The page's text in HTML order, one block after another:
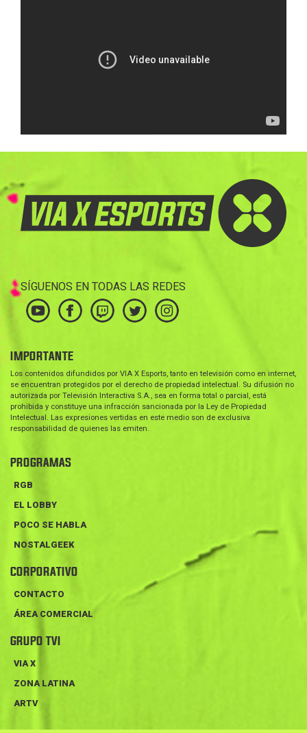
SÍGUENOS EN TODAS LAS REDES
IMPORTANTE
Los contenidos difundidos por VIA X Esports, tanto en televisión como en internet,
se encuentran protegidos por el derecho de propiedad intelectual. Su difusión no
autorizada por Televisión Interactiva S.A., sea en forma total o parcial, está
prohibida y constituye una infracción sancionada por la Ley de Propiedad
Intelectual. Las expresiones vertidas en este medio son de exclusiva
responsabilidad de quienes las emiten.
PROGRAMAS
RGB
EL LOBBY
POCO SE HABLA
NOSTALGEEK
CORPORATIVO
CONTACTO
ÁREA COMERCIAL
GRUPO TVI
VIA X
ZONA LATINA
ARTV